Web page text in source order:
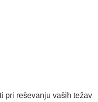
pri reševanju vaših težav